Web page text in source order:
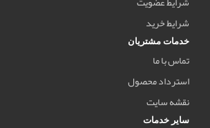
شرایط خرید
خدمات مشتریان
تماس با ما
استرداد محصول
نقشه سایت
سایر خدمات